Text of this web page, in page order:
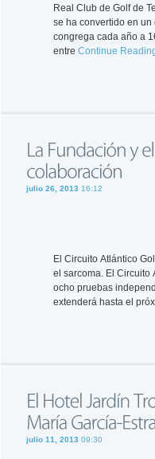
Real Club de Golf de
se ha convertido en
congrega cada año a
entre Continue
julio 26, 2013 16:12
El Circuito Atlántico
el sarcoma. El Circuito
ocho pruebas
extenderá hasta el
julio 11, 2013 09:30